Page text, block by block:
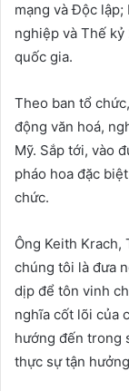
mạng và Độc lập;
nghiệp và Thế
quốc gia.
Theo ban tổ
động văn hoá,
Mỹ. Sắp tới, vào
pháo hoa đặc
chức.
Ông Keith Krach,
chúng tôi là đưa
dịp để tôn vinh
nghĩa cốt lõi của
hướng đến trong
thực sự tận